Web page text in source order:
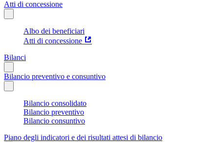
Atti di concessione
Albo dei beneficiari
Atti di concessione
Bilanci
Bilancio preventivo e consuntivo
Bilancio consolidato
Bilancio preventivo
Bilancio consuntivo
Piano degli indicatori e dei risultati attesi di bilancio